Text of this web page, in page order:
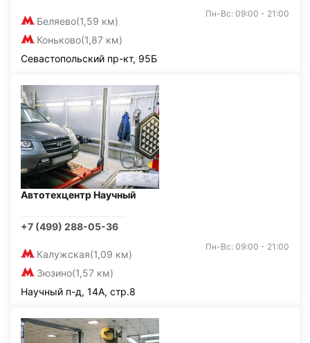
Беляево(1,59 км)
Коньково(1,87 км)
Пн-Вс: 09:00 - 21:00
Севастопольский пр-кт, 95Б
Автотехцентр Научный
+7 (499) 288-05-36
Калужская(1,09 км)
Зюзино(1,57 км)
Пн-Вс: 09:00 - 21:00
Научный п-д, 14А, стр.8